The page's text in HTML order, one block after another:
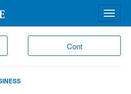
Cont
meniu